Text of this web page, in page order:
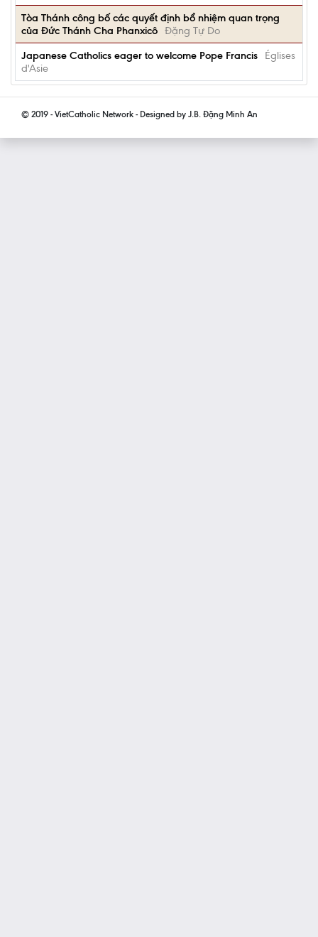
Tòa Thánh công bố các quyết định bổ nhiệm quan trọng
của Đức Thánh Cha Phanxicô Đặng Tự Do
Japanese Catholics eager to welcome Pope Francis
Églises
d'Asie
© 2019 - VietCatholic Network - Designed by J.B. Đặng Minh An